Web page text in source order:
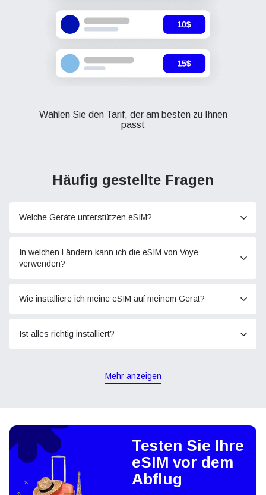
Wählen Sie den Tarif, der am besten zu Ihnen
passt
Häufig gestellte Fragen
Welche Geräte unterstützen eSIM?
In welchen Ländern kann ich die eSIM von Voye
verwenden?
Wie installiere ich meine eSIM auf meinem Gerät?
Ist alles richtig installiert?
Mehr anzeigen
Testen Sie Ihre
eSIM vor dem
Abflug